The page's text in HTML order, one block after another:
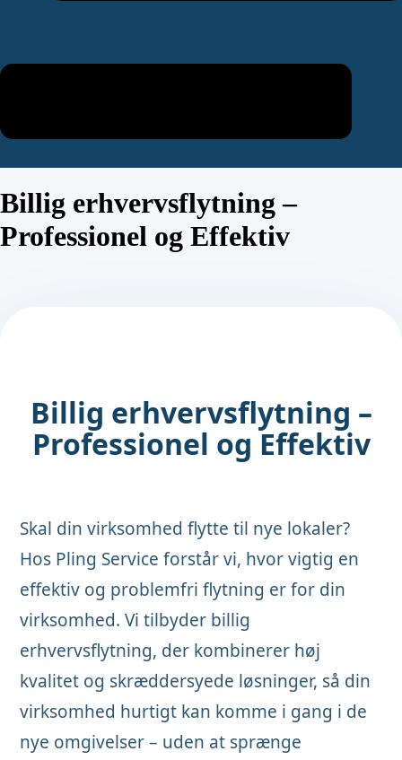
Billig erhvervsflytning –
Professionel og Effektiv
Billig erhvervsflytning –
Professionel og Effektiv
Skal din virksomhed flytte til nye lokaler?
Hos Pling Service forstår vi, hvor vigtig en
effektiv og problemfri flytning er for din
virksomhed. Vi tilbyder billig
erhvervsflytning, der kombinerer høj
kvalitet og skræddersyede løsninger, så din
virksomhed hurtigt kan komme i gang i de
nye omgivelser – uden at sprænge